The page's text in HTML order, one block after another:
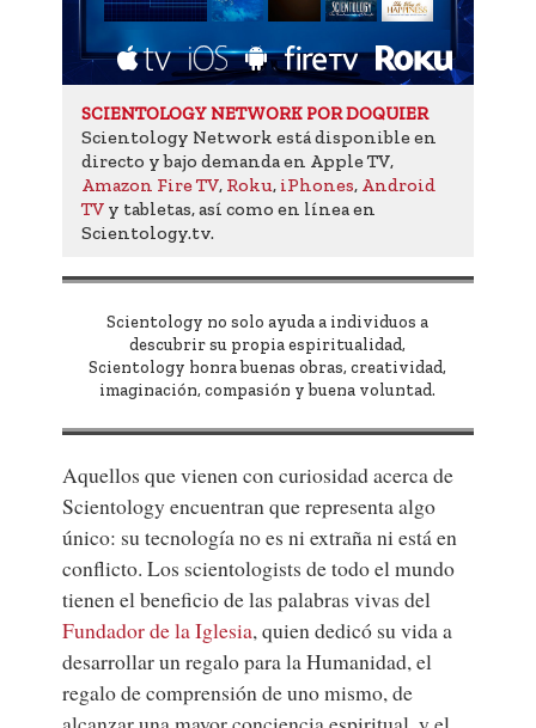
SCIENTOLOGY NETWORK POR DOQUIER
Scientology Network está disponible en
directo y bajo demanda en Apple TV,
Amazon Fire TV, Roku, iPhones, Android
TV y tabletas, así como en línea en
Scientology.tv.
Scientology no solo ayuda a individuos a
descubrir su propia espiritualidad,
Scientology honra buenas obras, creatividad,
imaginación, compasión y buena voluntad.
Aquellos que vienen con curiosidad acerca de
Scientology encuentran que representa algo
único: su tecnología no es ni extraña ni está en
conflicto. Los scientologists de todo el mundo
tienen el beneficio de las palabras vivas del
Fundador de la Iglesia, quien dedicó su vida a
desarrollar un regalo para la Humanidad, el
regalo de comprensión de uno mismo, de